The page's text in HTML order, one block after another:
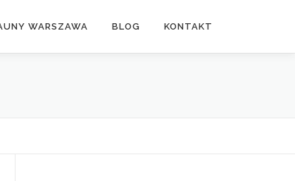
WARSZAWA BLOG KONTAKT